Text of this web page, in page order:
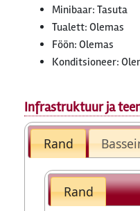
Minibaar: Tasuta
Tualett: Olemas
Föön: Olemas
Konditsioneer:
Infrastruktuur ja
Rand
Rand